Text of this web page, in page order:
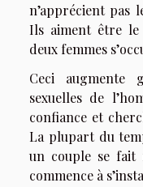
n’apprécient pas
Ils aiment être
deux femmes
Ceci augmente
sexuelles de
confiance et
La plupart du
un couple se fait
commence à